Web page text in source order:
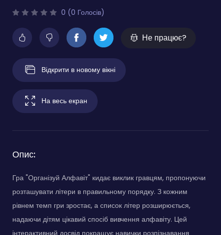
0 (0 Голосів)
Не працює?
Відкрити в новому вікні
На весь екран
Опис:
Гра "Організуй Алфавіт" кидає виклик гравцям, пропонуючи
розташувати літери в правильному порядку. З кожним
рівнем темп гри зростає, а список літер розширюється,
надаючи дітям цікавий спосіб вивчення алфавіту. Цей
інтерактивний досвід покращує навички розпізнавання